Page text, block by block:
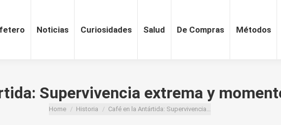
Noticias Curiosidades Salud De Compras Métodos
Supervivencia extrema y
You are here:
Home Historia Café en la Antártida: Supervivencia…